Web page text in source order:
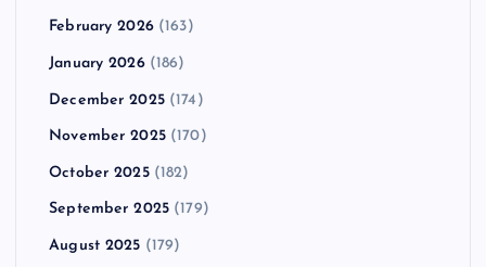
February 2026(163)
January 2026(186)
December 2025(174)
November 2025(170)
October 2025(182)
September 2025 (179)
August 2025 (179)